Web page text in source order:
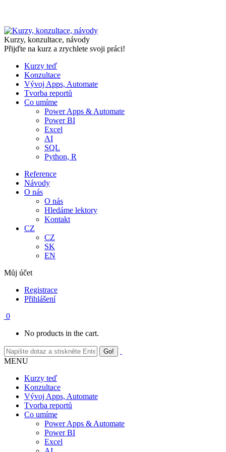
content
Přijďte na kurz a zrychlete svoji práci!
Kurzy teď
Konzultace
Vývoj Apps, Automate
Tvorba reportů
Co umíme
Power Apps & Automate
Power BI
Excel
AI
SQL
Python, R
Reference
Návody
O nás
O nás
Hledáme lektory
Kontakt
CZ
SK
EN
Registrace
Přihlášení
MENU
Kurzy teď
Konzultace
Vývoj Apps, Automate
Tvorba reportů
Co umíme
Power Apps & Automate
Power BI
Excel
AI
SQL
Python, R